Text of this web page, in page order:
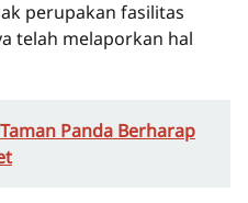
perupakan fasilitas
telah melaporkan hal
Panda Berharap